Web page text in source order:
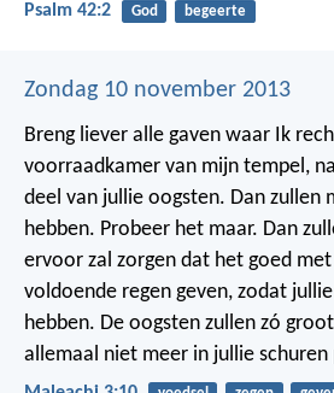
Psalm 42:2 God begeerte
Zondag 10 november 2013
Breng liever alle gaven waar Ik
voorraadkamer van mijn tempel,
deel van jullie oogsten. Dan zullen
hebben. Probeer het maar. Dan
ervoor zal zorgen dat het goed met
voldoende regen geven, zodat
hebben. De oogsten zullen zó
allemaal niet meer in jullie schuren